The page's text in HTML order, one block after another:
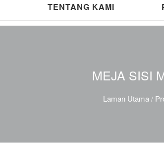
TENTANG KAMI
MEJA SISI
Laman Utama/